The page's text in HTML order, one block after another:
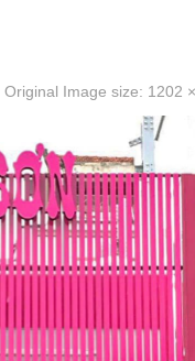
Original Image size: 1202